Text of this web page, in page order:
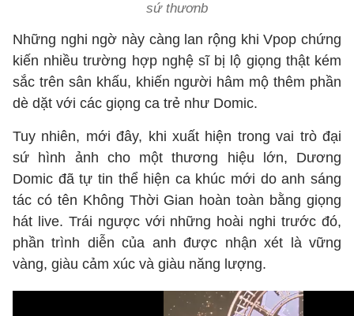
sứ thươnb
Những nghi ngờ này càng lan rộng khi Vpop chứng
kiến nhiều trường hợp nghệ sĩ bị lộ giọng thật kém
sắc trên sân khấu, khiến người hâm mộ thêm phần
dè dặt với các giọng ca trẻ như Domic.
Tuy nhiên, mới đây, khi xuất hiện trong vai trò đại
sứ hình ảnh cho một thương hiệu lớn, Dương
Domic đã tự tin thể hiện ca khúc mới do anh sáng
tác có tên Không Thời Gian hoàn toàn bằng giọng
hát live. Trái ngược với những hoài nghi trước đó,
phần trình diễn của anh được nhận xét là vững
vàng, giàu cảm xúc và giàu năng lượng.